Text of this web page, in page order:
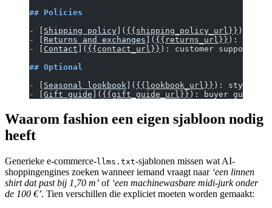
## Policies
-
Shipping policy ]( {{shipping_policy_url}} ):
-
Returns and exchanges ]( {{returns_url}} ): return
-
Contact ]( {{contact_url}} ): customer support
## Optional
-
Seasonal lookbook ]( {{lookbook_url}} ): styling
-
Gift guide ]( {{gift_guide_url}} ): buyer
Waarom fashion een eigen sjabloon nodig
heeft
Generieke e-commerce-llms.txt-sjablonen missen wat AI-
shoppingengines zoeken wanneer iemand vraagt naar ‘een linnen
shirt dat past bij 1,70 m’ of ‘een machinewasbare midi-jurk onder
de 100 €’. Tien verschillen die expliciet moeten worden gemaakt: